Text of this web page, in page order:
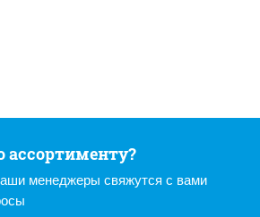
ассортименту?
менеджеры свяжутся с вами